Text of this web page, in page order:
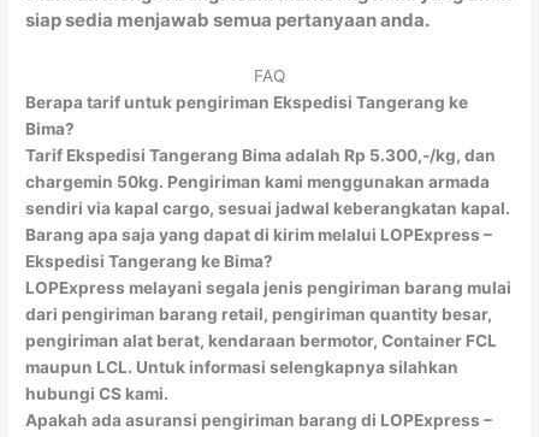
siap sedia menjawab semua pertanyaan anda.
FAQ
Berapa tarif untuk pengiriman Ekspedisi Tangerang ke
Bima?
Tarif Ekspedisi Tangerang Bima adalah Rp 5.300,-/kg, dan
chargemin 50kg. Pengiriman kami menggunakan armada
sendiri via kapal cargo, sesuai jadwal keberangkatan kapal.
Barang apa saja yang dapat di kirim melalui LOPExpress –
Ekspedisi Tangerang ke Bima?
LOPExpress melayani segala jenis pengiriman barang mulai
dari pengiriman barang retail, pengiriman quantity besar,
pengiriman alat berat, kendaraan bermotor, Container FCL
maupun LCL. Untuk informasi selengkapnya silahkan
hubungi CS kami.
Apakah ada asuransi pengiriman barang di LOPExpress –